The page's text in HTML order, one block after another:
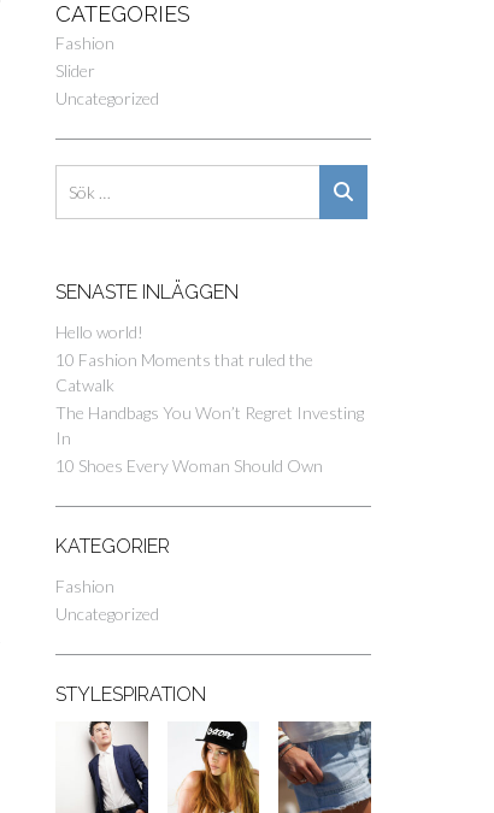
CATEGORIES
Fashion
Slider
Uncategorized
SENASTE INLÄGGEN
Hello world!
10 Fashion Moments that ruled the
Catwalk
The Handbags You Won’t Regret Investing
In
10 Shoes Every Woman Should Own
KATEGORIER
Fashion
Uncategorized
STYLESPIRATION